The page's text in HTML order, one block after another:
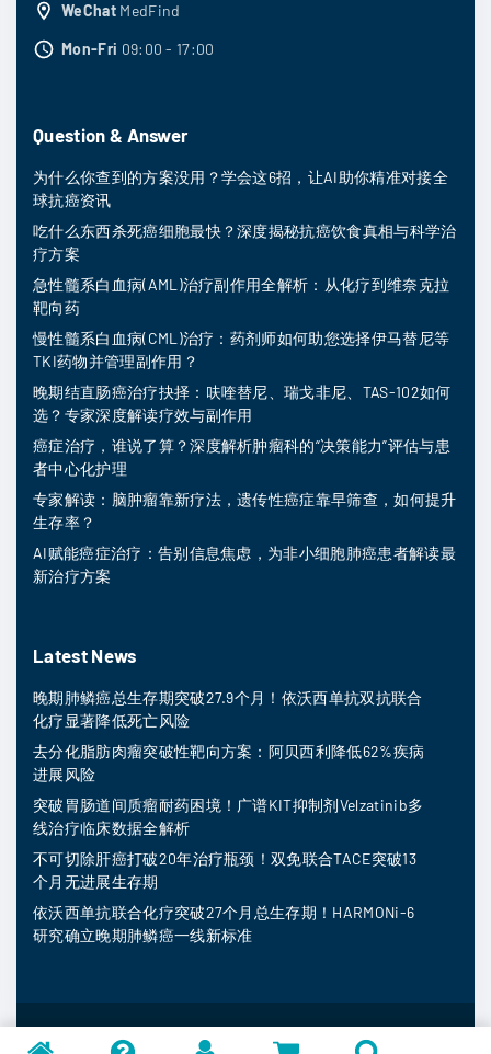
WeChat MedFind
Mon-Fri 09:00 - 17:00
Question & Answer
为什么你查到的方案没用？学会这6招，让AI助你精准对接全
球抗癌资讯
吃什么东西杀死癌细胞最快？深度揭秘抗癌饮食真相与科学治
疗方案
急性髓系白血病(AML)治疗副作用全解析：从化疗到维奈克拉
靶向药
慢性髓系白血病(CML)治疗：药剂师如何助您选择伊马替尼等
TKI药物并管理副作用？
晚期结直肠癌治疗抉择：呋喹替尼、瑞戈非尼、TAS-102如何
选？专家深度解读疗效与副作用
癌症治疗，谁说了算？深度解析肿瘤科的“决策能力”评估与患
者中心化护理
专家解读：脑肿瘤靠新疗法，遗传性癌症靠早筛查，如何提升
生存率？
AI赋能癌症治疗：告别信息焦虑，为非小细胞肺癌患者解读最
新治疗方案
Latest News
晚期肺鳞癌总生存期突破27.9个月！依沃西单抗双抗联合
化疗显著降低死亡风险
去分化脂肪肉瘤突破性靶向方案：阿贝西利降低62%疾病
进展风险
突破胃肠道间质瘤耐药困境！广谱KIT抑制剂Velzatinib多
线治疗临床数据全解析
不可切除肝癌打破20年治疗瓶颈！双免联合TACE突破13
个月无进展生存期
依沃西单抗联合化疗突破27个月总生存期！HARMONi-6
研究确立晚期肺鳞癌一线新标准
MedFind © 2026